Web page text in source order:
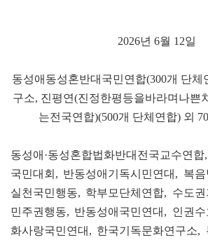
2026년 6월 12일
동성애동성혼반대국민연합(300개 단체
구소, 진평연(진정한평등을바라며나쁜
는전국연합)(500개 단체연합) 외
동성애·동성혼합법화반대전국교수연
국민대회, 반동성애기독시민연대, 복
실천국민행동, 학부모단체연합, 수도
민주권행동, 반동성애국민연대, 인권
화사랑국민연대, 한국기독문화연구소,